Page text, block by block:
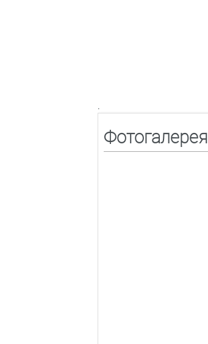
.
Фотогалерея